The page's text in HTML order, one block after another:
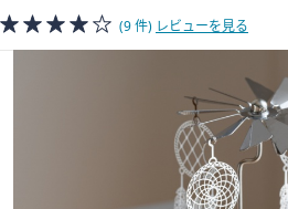
す
合、
上
(9 件) レビューを見る